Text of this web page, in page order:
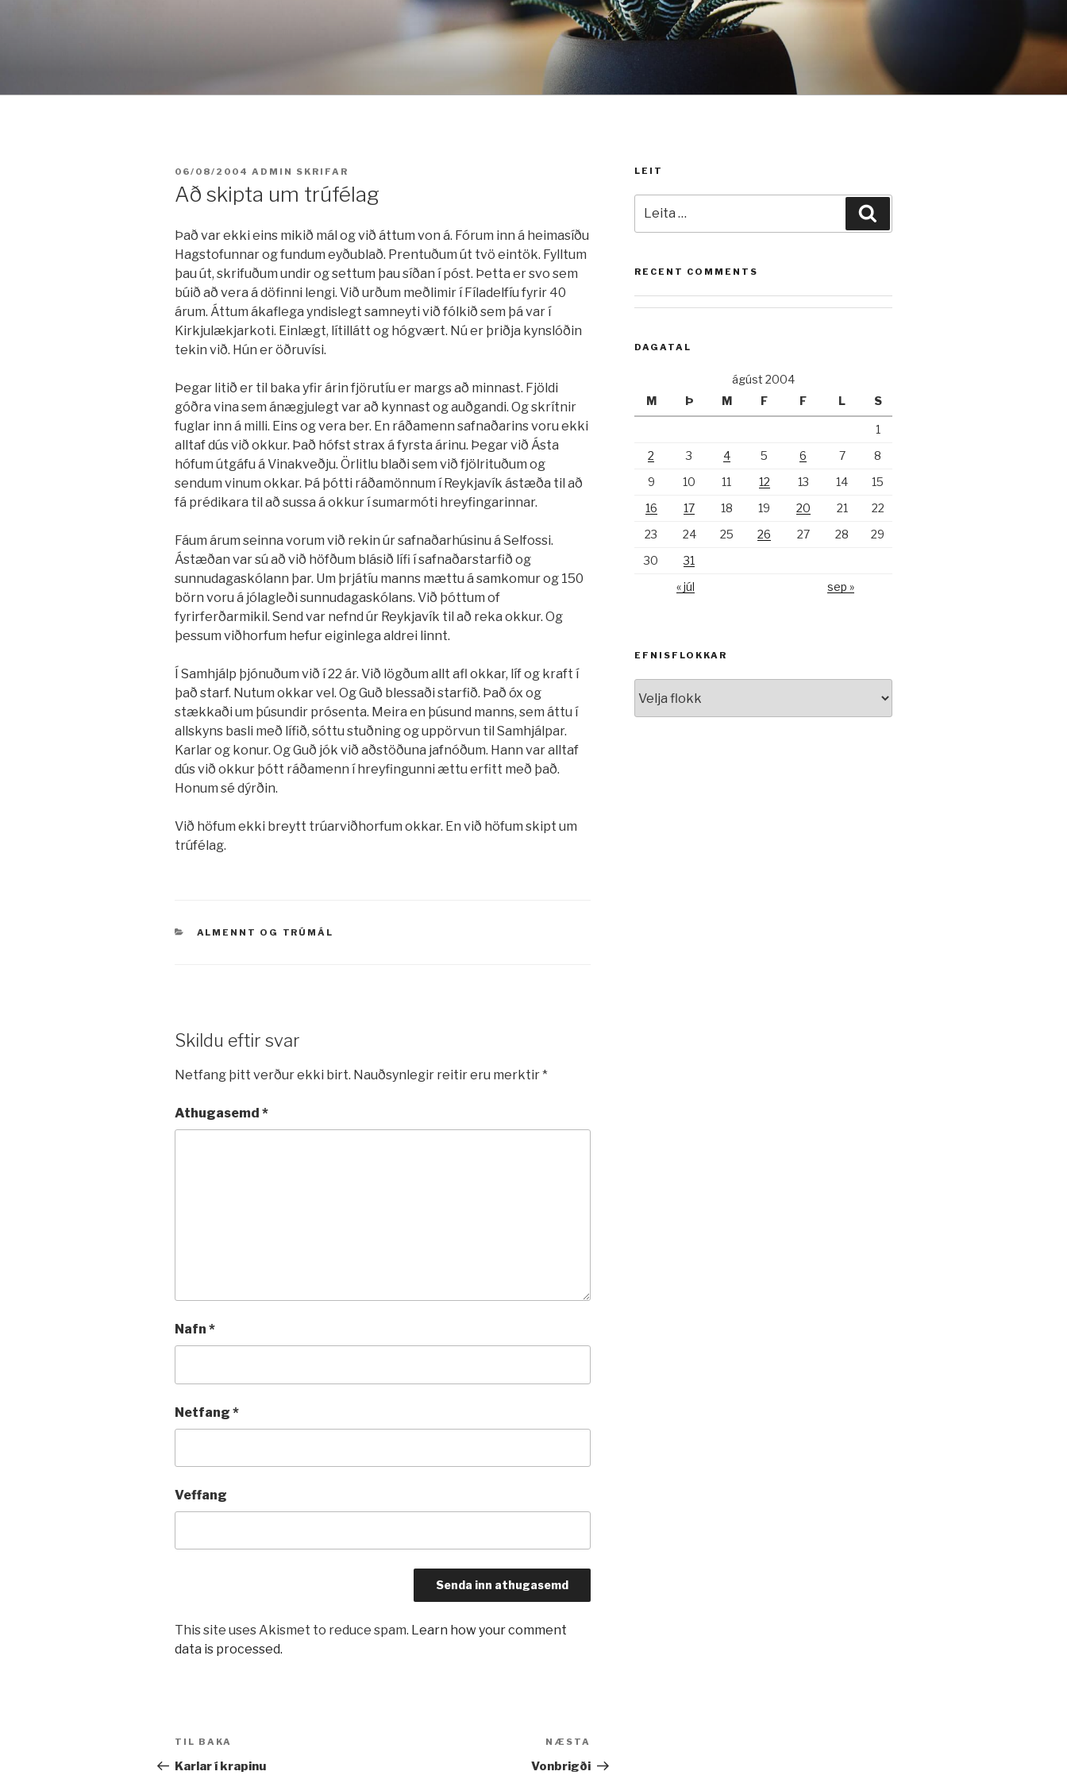
BIRT:
06/08/2004 ADMIN SKRIFAR
Að skipta um trúfélag
Það var ekki eins mikið mál og við áttum von á. Fórum inn á heimasíðu
Hagstofunnar og fundum eyðublað. Prentuðum út tvö eintök. Fylltum
þau út, skrifuðum undir og settum þau síðan í póst. Þetta er svo sem
búið að vera á döfinni lengi. Við urðum meðlimir í Fíladelfíu fyrir 40
árum. Áttum ákaflega yndislegt samneyti við fólkið sem þá var í
Kirkjulækjarkoti. Einlægt, lítillátt og hógvært. Nú er þriðja kynslóðin
tekin við. Hún er öðruvísi.
Þegar litið er til baka yfir árin fjörutíu er margs að minnast. Fjöldi
góðra vina sem ánægjulegt var að kynnast og auðgandi. Og skrítnir
fuglar inn á milli. Eins og vera ber. En ráðamenn safnaðarins voru ekki
alltaf dús við okkur. Það hófst strax á fyrsta árinu. Þegar við Ásta
hófum útgáfu á Vinakveðju. Örlitlu blaði sem við fjölrituðum og
sendum vinum okkar. Þá þótti ráðamönnum í Reykjavík ástæða til að
fá prédikara til að sussa á okkur í sumarmóti hreyfingarinnar.
Fáum árum seinna vorum við rekin úr safnaðarhúsinu á Selfossi.
Ástæðan var sú að við höfðum blásið lífi í safnaðarstarfið og
sunnudagaskólann þar. Um þrjátíu manns mættu á samkomur og 150
börn voru á jólagleði sunnudagaskólans. Við þóttum of
fyrirferðarmikil. Send var nefnd úr Reykjavík til að reka okkur. Og
þessum viðhorfum hefur eiginlega aldrei linnt.
Í Samhjálp þjónuðum við í 22 ár. Við lögðum allt afl okkar, líf og kraft í
það starf. Nutum okkar vel. Og Guð blessaði starfið. Það óx og
stækkaði um þúsundir prósenta. Meira en þúsund manns, sem áttu í
allskyns basli með lífið, sóttu stuðning og uppörvun til Samhjálpar.
Karlar og konur. Og Guð jók við aðstöðuna jafnóðum. Hann var alltaf
dús við okkur þótt ráðamenn í hreyfingunni ættu erfitt með það.
Honum sé dýrðin.
Við höfum ekki breytt trúarviðhorfum okkar. En við höfum skipt um
trúfélag.
VÖRUFLOKKAR
ALMENNT OG TRÚMÁL
Skildu eftir svar
Netfang þitt verður ekki birt. Nauðsynlegir reitir eru merktir*
Athugasemd *
Nafn *
Netfang *
Veffang
This site uses Akismet to reduce spam. Learn how your comment
data is processed.
Leiðarkerfi
færslu
Fyrri
færsla
TIL BAKA
Karlar í krapinu
færsla
NÆSTA
Vonbrigði
LEIT
að:
RECENT COMMENTS
DAGATAL
ágúst 2004
M
Þ M F F L S
1
2
3 4 5 6 7
8
9
10 11 12 13 14
15
16
17 18 19 20 21
22
23
24 25 26 27 28
29
30
31
« júl
sep »
EFNISFLOKKAR